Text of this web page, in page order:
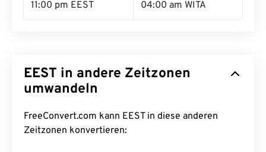
11:00 pm EEST 04:00 am WITA
EEST in andere Zeitzonen
umwandeln
FreeConvert.com kann EEST in diese anderen
Zeitzonen konvertieren: